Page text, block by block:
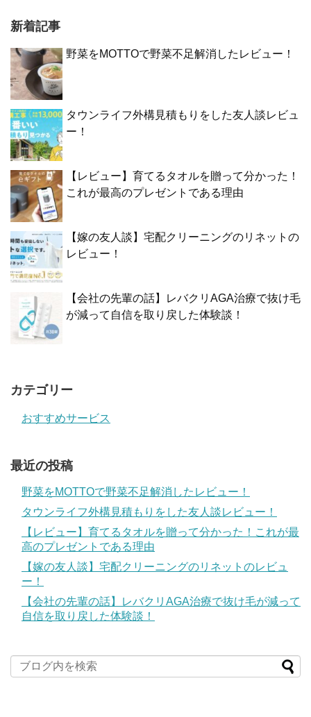
新着記事
野菜をMOTTOで野菜不足解消したレビュー！
タウンライフ外構見積もりをした友人談レビュ
ー！
【レビュー】育てるタオルを贈って分かった！
これが最高のプレゼントである理由
【嫁の友人談】宅配クリーニングのリネットの
レビュー！
【会社の先輩の話】レバクリAGA治療で抜け毛
が減って自信を取り戻した体験談！
カテゴリー
おすすめサービス
最近の投稿
野菜をMOTTOで野菜不足解消したレビュー！
タウンライフ外構見積もりをした友人談レビュー！
【レビュー】育てるタオルを贈って分かった！これが最
高のプレゼントである理由
【嫁の友人談】宅配クリーニングのリネットのレビュ
ー！
【会社の先輩の話】レバクリAGA治療で抜け毛が減って
自信を取り戻した体験談！